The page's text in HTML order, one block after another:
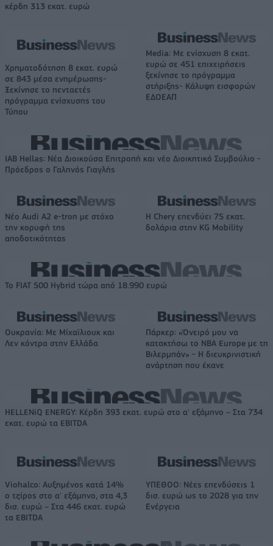
κέρδη 313 εκατ. ευρώ
Χρηματοδότηση 8 εκατ. ευρώ
σε 843 μέσα ενημέρωσης-
Ξεκίνησε το πενταετές
πρόγραμμα ενίσχυσης του
Τύπου
Media: Με ενίσχυση 8 εκατ.
ευρώ σε 451 επιχειρήσεις
ξεκίνησε το πρόγραμμα
στήριξης- Κάλυψη εισφορών
ΕΔΟΕΑΠ
IAB Hellas: Νέα Διοικούσα Επιτροπή και νέο Διοικητικό Συμβούλιο -
Πρόεδρος ο Γαληνός Γιαγλής
Νέο Audi A2 e-tron με στόχο
την κορυφή της
αποδοτικότητας
Η Chery επενδύει 75 εκατ.
δολάρια στην KG Mobility
Το FIAT 500 Hybrid τώρα από 18.990 ευρώ
Ουκρανία: Με Μίχαϊλιουκ και
Λεν κόντρα στην Ελλάδα
Πάρκερ: «Όνειρό μου να
κατακτήσω το ΝΒΑ Europe με τη
Βιλερμπάν» - Η διευκρινιστική
ανάρτηση που έκανε
HELLENiQ ENERGY: Κέρδη 393 εκατ. ευρώ στο α' εξάμηνο – Στα 734
εκατ. ευρώ τα EBITDA
Viohalco: Αυξημένος κατά 14%
ο τζίρος στο α' εξάμηνο, στα 4,3
δισ. ευρώ – Στα 446 εκατ. ευρώ
τα EBITDA
ΥΠΕΘΟΟ: Νέες επενδύσεις 1
δισ. ευρώ ως το 2028 για την
Ενέργεια